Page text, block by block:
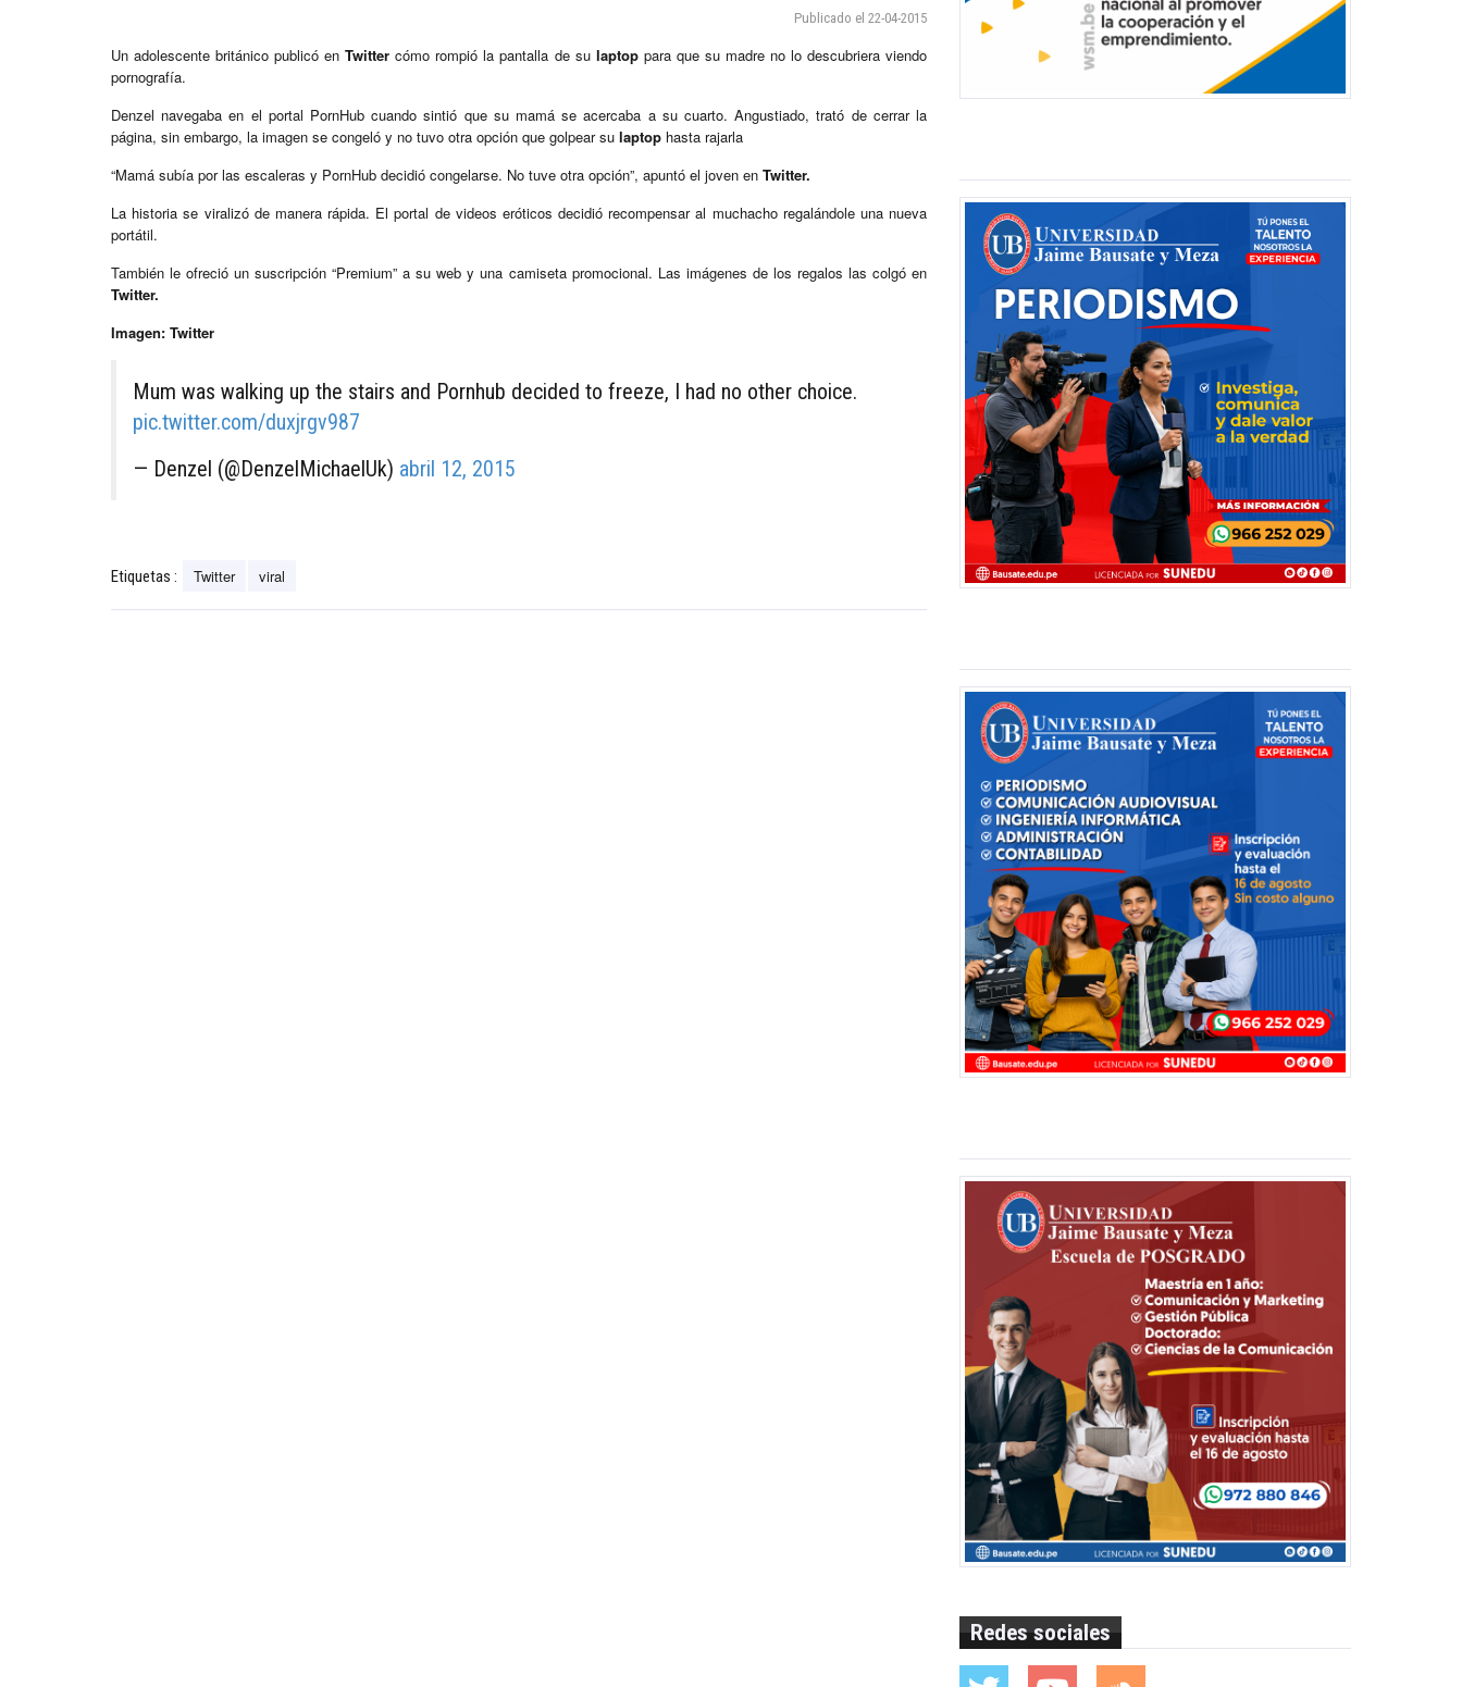
Publicado el 22-04-2015
Un adolescente británico publicó enTwitter cómo rompió la pantalla de sulaptoppara que su madre no lo descubriera viendo
pornografía.
Denzel navegaba en el portal PornHub cuando sintió que su mamá se acercaba a su cuarto. Angustiado, trató de cerrar la
página, sin embargo, la imagen se congeló y no tuvo otra opción que golpear su laptop hasta rajarla
“Mamá subía por las escaleras y PornHub decidió congelarse. No tuve otra opción”, apuntó el joven en Twitter.
La historia se viralizó de manera rápida. El portal de videos eróticos decidió recompensar al muchacho regalándole una nueva
portátil.
También le ofreció un suscripción “Premium” a su web y una camiseta promocional. Las imágenes de los regalos las colgó en
Twitter.
Imagen: Twitter
Mum was walking up the stairs and Pornhub decided to freeze, I had no other choice.
pic.twitter.com/duxjrgv987
— Denzel (@DenzelMichaelUk) abril 12, 2015
Etiquetas : Twitter viral
Redes sociales